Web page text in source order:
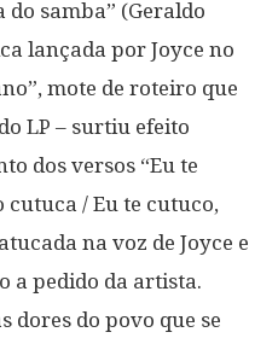
do samba” (Geraldo
lançada por Joyce no
mote de roteiro que
LP – surtiu efeito
dos versos “Eu te
cutuca / Eu te cutuco,
na voz de Joyce e
a pedido da artista.
dores do povo que se